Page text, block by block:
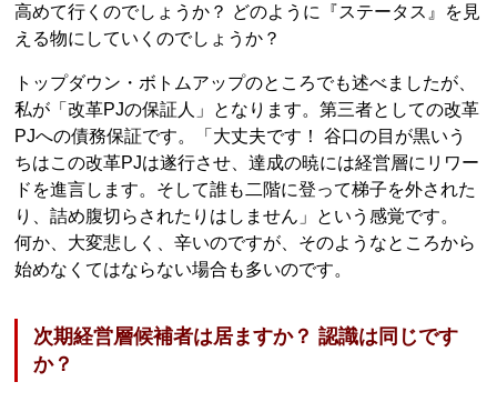
高めて行くのでしょうか？ どのように『ステータス』を見
える物にしていくのでしょうか？
トップダウン・ボトムアップのところでも述べましたが、
私が「改革PJの保証人」となります。第三者としての改革
PJへの債務保証です。「大丈夫です！ 谷口の目が黒いう
ちはこの改革PJは遂行させ、達成の暁には経営層にリワー
ドを進言します。そして誰も二階に登って梯子を外された
り、詰め腹切らされたりはしません」という感覚です。
何か、大変悲しく、辛いのですが、そのようなところから
始めなくてはならない場合も多いのです。
次期経営層候補者は居ますか？ 認識は同じです
か？